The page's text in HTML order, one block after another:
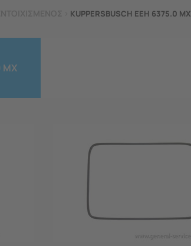
KUPPERSBUSCH EEH 6375.0 MX
MX